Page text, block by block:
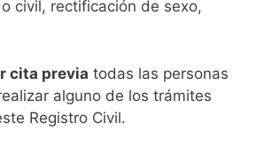
civil, rectificación de sexo,
cita previa todas las personas
alguno de los trámites
Registro Civil.​